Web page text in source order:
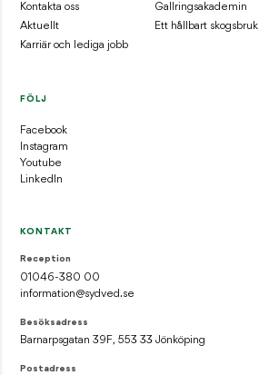
Kontakta oss
Aktuellt
Karriär och lediga jobb
Gallringsakademin
Ett hållbart skogsbruk
FÖLJ
Facebook
Instagram
Youtube
LinkedIn
KONTAKT
Reception
01046-380 00
information@sydved.se
Besöksadress
Barnarpsgatan 39F, 553 33 Jönköping
Postadress